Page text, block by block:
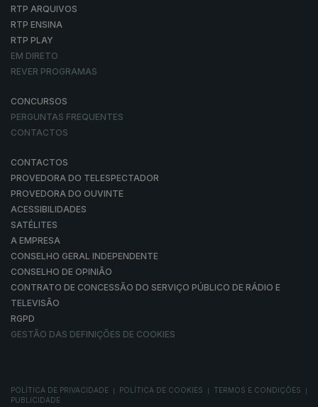
RTP ARQUIVOS
RTP ENSINA
RTP PLAY
EM DIRETO
REVER PROGRAMAS
CONCURSOS
PERGUNTAS FREQUENTES
CONTACTOS
CONTACTOS
PROVEDORA DO TELESPECTADOR
PROVEDORA DO OUVINTE
ACESSIBILIDADES
SATÉLITES
A EMPRESA
CONSELHO GERAL INDEPENDENTE
CONSELHO DE OPINIÃO
CONTRATO DE CONCESSÃO DO SERVIÇO PÚBLICO DE RÁDIO E
TELEVISÃO
RGPD
GESTÃO DAS DEFINIÇÕES DE COOKIES
POLÍTICA DE PRIVACIDADE POLÍTICA DE COOKIES TERMOS E CONDIÇÕES
PUBLICIDADE